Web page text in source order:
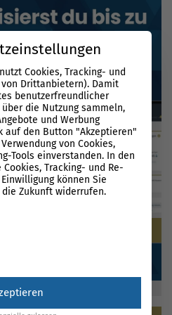
Cookies, Tracking- und
von Drittanbietern). Damit
benutzerfreundlicher
die Nutzung sammeln,
und Werbung
auf den Button "Akzeptieren"
von Cookies,
Tools einverstanden. In den
Tracking- und Re-
können Sie
Zukunft widerrufen.
Gruppen, für die eine